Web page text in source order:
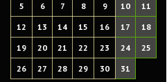
5
6 7 8 9 10
11
12
13 14 15 16 17
18
19
20 21 22 23 24
25
26
27 28 29 30 31